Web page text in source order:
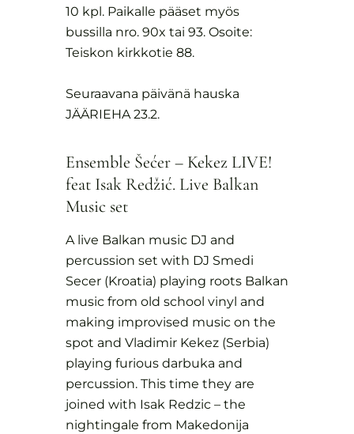
10 kpl. Paikalle pääset myös
bussilla nro. 90x tai 93. Osoite:
Teiskon kirkkotie 88.
Seuraavana päivänä hauska
JÄÄRIEHA 23.2.
Ensemble Šećer – Kekez LIVE!
feat Isak Redžić. Live Balkan
Music set
A live Balkan music DJ and
percussion set with DJ Smedi
Secer (Kroatia) playing roots Balkan
music from old school vinyl and
making improvised music on the
spot and Vladimir Kekez (Serbia)
playing furious darbuka and
percussion. This time they are
joined with Isak Redzic – the
nightingale from Makedonija